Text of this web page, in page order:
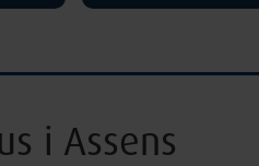
i Assens